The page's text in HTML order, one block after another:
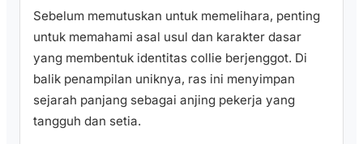
Sebelum memutuskan untuk memelihara, penting
untuk memahami asal usul dan karakter dasar
yang membentuk identitas collie berjenggot. Di
balik penampilan uniknya, ras ini menyimpan
sejarah panjang sebagai anjing pekerja yang
tangguh dan setia.